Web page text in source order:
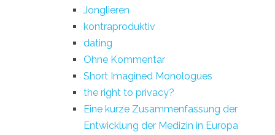
Jonglieren
kontraproduktiv
dating
Ohne Kommentar
Short Imagined Monologues
the right to privacy?
Eine kurze Zusammenfassung der
Entwicklung der Medizin in Europa